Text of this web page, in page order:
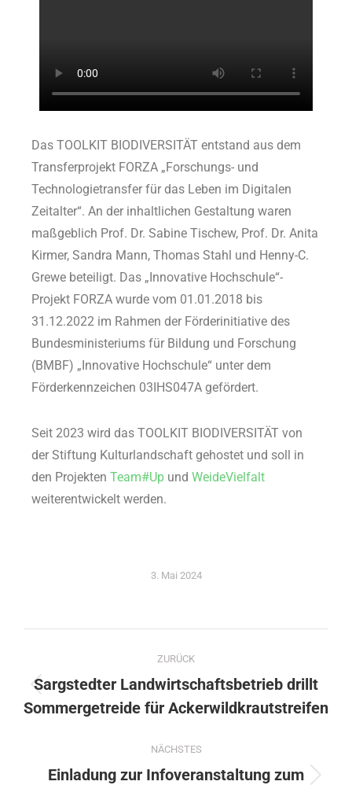
Das TOOLKIT BIODIVERSITÄT entstand aus dem
Transferprojekt FORZA „Forschungs- und
Technologietransfer für das Leben im Digitalen
Zeitalter“. An der inhaltlichen Gestaltung waren
maßgeblich Prof. Dr. Sabine Tischew, Prof. Dr. Anita
Kirmer, Sandra Mann, Thomas Stahl und Henny-C.
Grewe beteiligt. Das „Innovative Hochschule“-
Projekt FORZA wurde vom 01.01.2018 bis
31.12.2022 im Rahmen der Förderinitiative des
Bundesministeriums für Bildung und Forschung
(BMBF) „Innovative Hochschule“ unter dem
Förderkennzeichen 03IHS047A gefördert.
Seit 2023 wird das TOOLKIT BIODIVERSITÄT von
der Stiftung Kulturlandschaft gehostet und soll in
den Projekten Team#Up und WeideVielfalt
weiterentwickelt werden.
3. Mai 2024
ZURÜCK
Sargstedter Landwirtschaftsbetrieb drillt
Sommergetreide für Ackerwildkrautstreifen
NÄCHSTES
Einladung zur Infoveranstaltung zum